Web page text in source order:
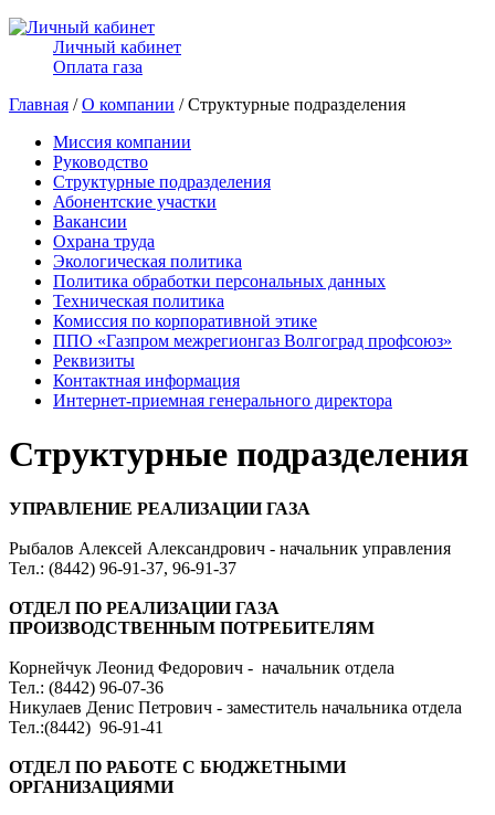
Личный кабинет
Оплата газа
Главная /О компании / Структурные подразделения
Миссия компании
Руководство
Структурные подразделения
Абонентские участки
Вакансии
Охрана труда
Экологическая политика
Политика обработки персональных данных
Техническая политика
Комиссия по корпоративной этике
ППО «Газпром межрегионгаз Волгоград профсоюз»
Реквизиты
Контактная информация
Интернет-приемная генерального директора
Структурные подразделения
УПРАВЛЕНИЕ РЕАЛИЗАЦИИ ГАЗА
Рыбалов Алексей Александрович - начальник управления
Тел.: (8442) 96-91-37, 96-91-37
ОТДЕЛ ПО РЕАЛИЗАЦИИ ГАЗА
ПРОИЗВОДСТВЕННЫМ ПОТРЕБИТЕЛЯМ
Корнейчук Леонид Федорович - начальник отдела
Тел.: (8442) 96-07-36
Никулаев Денис Петрович - заместитель начальника отдела
Тел.:(8442) 96-91-41
ОТДЕЛ ПО РАБОТЕ С БЮДЖЕТНЫМИ
ОРГАНИЗАЦИЯМИ